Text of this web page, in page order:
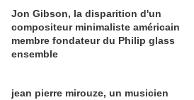
Jon Gibson, la disparition d'un
compositeur minimaliste américain
membre fondateur du Philip glass
ensemble
jean pierre mirouze, un musicien